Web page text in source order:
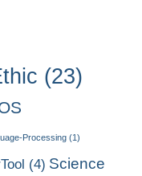
(23)
Processing (1)
(4) Science